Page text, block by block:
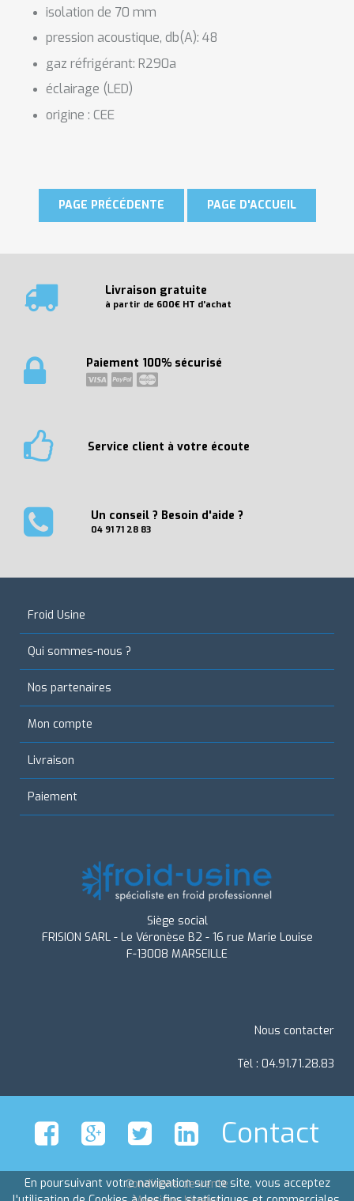
isolation de 70 mm
pression acoustique, db(A): 48
gaz réfrigérant: R290a
éclairage (LED)
origine : CEE
Livraison gratuite
à partir de 600€ HT d'achat
Paiement 100% sécurisé
Service client à votre écoute
Un conseil ? Besoin d'aide ?
04 91 71 28 83
Froid Usine
Qui sommes-nous ?
Nos partenaires
Mon compte
Livraison
Paiement
Siège social
FRISION SARL - Le Véronèse B2 - 16 rue Marie Louise
F-13008 MARSEILLE
Nous contacter
Tèl : 04.91.71.28.83
Contact
Conditions de vente
En poursuivant votre navigation sur ce site, vous acceptez